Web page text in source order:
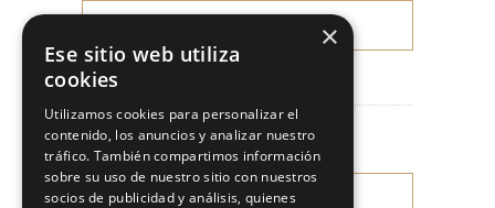
News
Fashion Shows
LATEST NEWS
×
Ese sitio web utiliza
cookies
Utilizamos cookies para personalizar el
contenido, los anuncios y analizar nuestro
tráfico. También compartimos información
sobre su uso de nuestro sitio con nuestros
socios de publicidad y análisis, quienes